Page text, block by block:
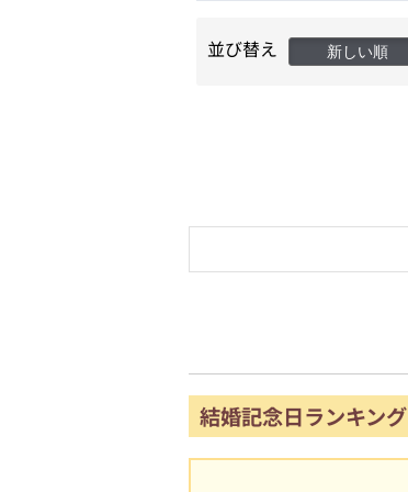
並び替え 新しい順
結婚記念日ランキング